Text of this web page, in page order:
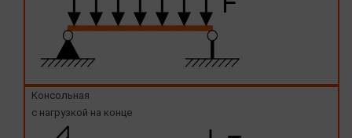
Консольная
с нагрузкой на конце